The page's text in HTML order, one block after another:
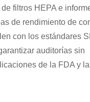
filtros HEPA e
de rendimiento de
con los estándares
auditorías sin
de la FDA y